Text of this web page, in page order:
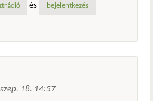
és bejelentkezés
18. 14:57